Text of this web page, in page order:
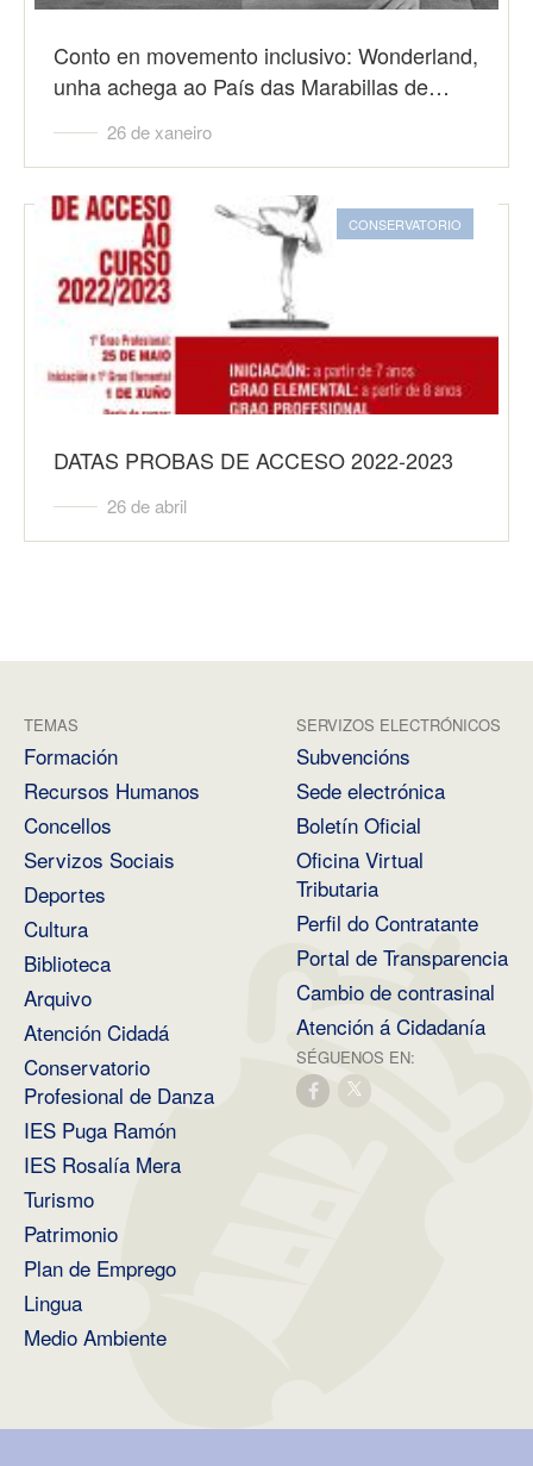
Conto en movemento inclusivo: Wonderland,
unha achega ao País das Marabillas de…
26 de xaneiro
CONSERVATORIO
DATAS PROBAS DE ACCESO 2022-2023
26 de abril
TEMAS
Formación
Recursos Humanos
Concellos
Servizos Sociais
Deportes
Cultura
Biblioteca
Arquivo
Atención Cidadá
Conservatorio
Profesional de Danza
IES Puga Ramón
IES Rosalía Mera
Turismo
Patrimonio
Plan de Emprego
Lingua
Medio Ambiente
SERVIZOS ELECTRÓNICOS
Subvencións
Sede electrónica
Boletín Oficial
Oficina Virtual
Tributaria
Perfil do Contratante
Portal de Transparencia
Cambio de contrasinal
Atención á Cidadanía
SÉGUENOS EN: